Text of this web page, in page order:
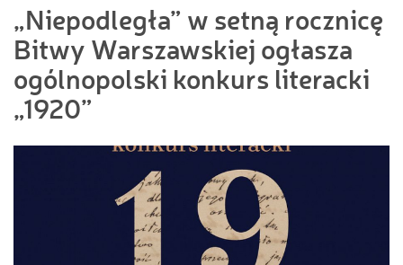
„Niepodległa” w setną rocznicę
Bitwy Warszawskiej ogłasza
ogólnopolski konkurs literacki
„1920”